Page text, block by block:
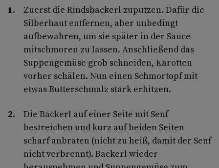
Zuerst die Rindsbackerl zuputzen. Dafür die
Silberhaut entfernen, aber unbedingt
aufbewahren, um sie später in der Sauce
mitschmoren zu lassen. Anschließend das
Suppengemüse grob schneiden, Karotten
vorher schälen. Nun einen Schmortopf mit
etwas Butterschmalz stark erhitzen.
Die Backerl auf einer Seite mit Senf
bestreichen und kurz auf beiden Seiten
scharf anbraten (nicht zu heiß, damit der Senf
nicht verbrennt). Backerl wieder